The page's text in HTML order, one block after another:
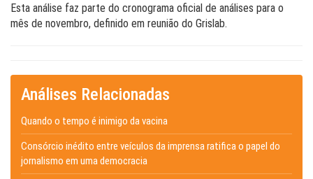
Esta análise faz parte do cronograma oficial de análises para o
mês de novembro, definido em reunião do Grislab.
Análises Relacionadas
Quando o tempo é inimigo da vacina
Consórcio inédito entre veículos da imprensa ratifica o papel do
jornalismo em uma democracia